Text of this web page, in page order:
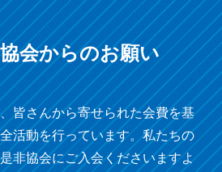
会からのお願い
皆さんから寄せられた会費を基
活動を行っています。私たちの
非協会にご入会くださいますよ